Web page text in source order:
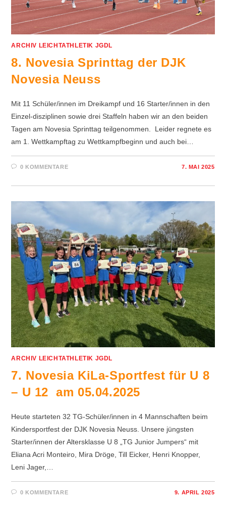
ARCHIV LEICHTATHLETIK JGDL
8. Novesia Sprinttag der DJK
Novesia Neuss
Mit 11 Schüler/innen im Dreikampf und 16 Starter/innen in den
Einzel-disziplinen sowie drei Staffeln haben wir an den beiden
Tagen am Novesia Sprinttag teilgenommen. Leider regnete es
am 1. Wettkampftag zu Wettkampfbeginn und auch bei…
0 KOMMENTARE 7. MAI 2025
ARCHIV LEICHTATHLETIK JGDL
7. Novesia KiLa-Sportfest für U 8
– U 12 am 05.04.2025
Heute starteten 32 TG-Schüler/innen in 4 Mannschaften beim
Kindersportfest der DJK Novesia Neuss. Unsere jüngsten
Starter/innen der Altersklasse U 8 „TG Junior Jumpers“ mit
Eliana Acri Monteiro, Mira Dröge, Till Eicker, Henri Knopper,
Leni Jager,…
0 KOMMENTARE 9. APRIL 2025